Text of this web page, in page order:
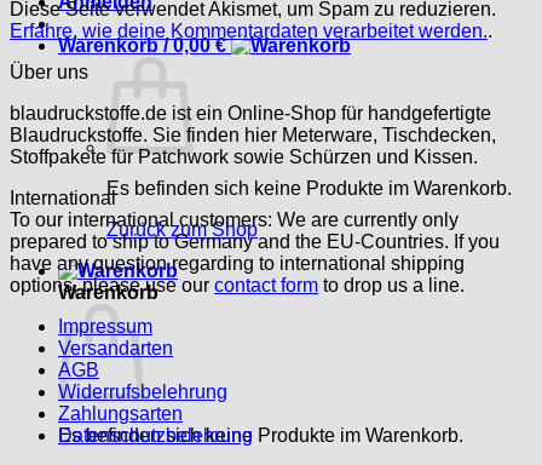
Warenkorb /0,00€
Es befinden sich keine Produkte im Warenkorb.
Zurück zum Shop
Warenkorb
Es befinden sich keine Produkte im Warenkorb.
Diese Seite verwendet Akismet, um Spam zu reduzieren.
Erfahre, wie deine Kommentardaten verarbeitet werden..
Über uns
blaudruckstoffe.de ist ein Online-Shop für handgefertigte
Blaudruckstoffe. Sie finden hier Meterware, Tischdecken,
Stoffpakete für Patchwork sowie Schürzen und Kissen.
International
To our international customers: We are currently only
prepared to ship to Germany and the EU-Countries. If you
have any question regarding to international shipping
options, please use our contact form to drop us a line.
Impressum
Versandarten
AGB
Widerrufsbelehrung
Zahlungsarten
Datenschutzbelehrung